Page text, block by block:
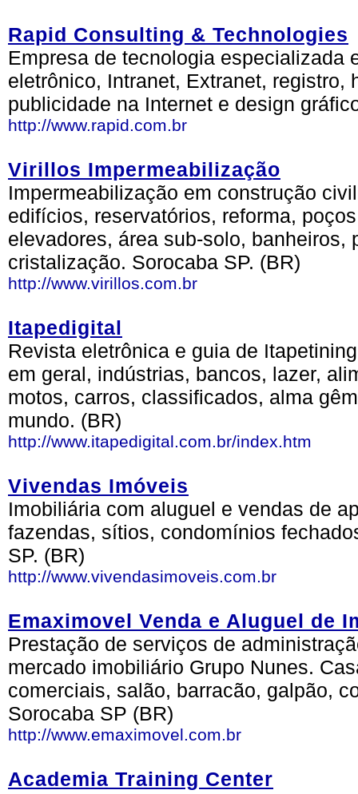
Rapid Consulting & Technologies
Empresa de tecnologia especializada
eletrônico, Intranet, Extranet, registro,
publicidade na Internet e design
http://www.rapid.com.br
Virillos Impermeabilização
Impermeabilização em construção
edifícios, reservatórios, reforma,
elevadores, área sub-solo, banheiros,
cristalização. Sorocaba SP. (BR)
http://www.virillos.com.br
Itapedigital
Revista eletrônica e guia de
em geral, indústrias, bancos, lazer,
motos, carros, classificados, alma
mundo. (BR)
http://www.itapedigital.com.br/index.htm
Vivendas Imóveis
Imobiliária com aluguel e vendas de
fazendas, sítios, condomínios
SP. (BR)
http://www.vivendasimoveis.com.br
Emaximovel Venda e Aluguel de
Prestação de serviços de
mercado imobiliário Grupo Nunes.
comerciais, salão, barracão, galpão,
Sorocaba SP (BR)
http://www.emaximovel.com.br
Academia Training Center